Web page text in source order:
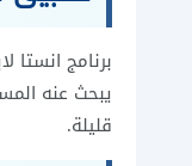
برنامج
يبحث عنه
قليلة.